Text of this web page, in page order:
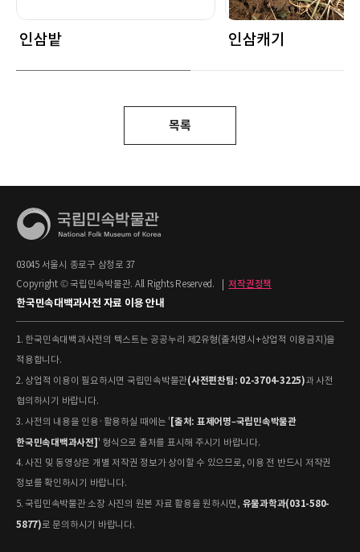
인삼밭 인삼캐기
목록
03045 서울시 종로구 삼청로 37
Copyright © 국립민속박물관. All Rights Reserved.
저작권정책
한국민속대백과사전 자료 이용 안내
1. 한국민속대백과사전의 텍스트는 공공누리 제2유형(출처명시+상업적 이용금지)을
적용합니다.
2. 상업적 이용이 필요하시면 국립민속박물관(사전편찬팀: 02-3704-3225)과 사전
협의하시기 바랍니다.
3. 사전의 내용을 인용·활용하실 때에는 ' [출처: 표제어명–국립민속박물관
한국민속대백과사전] ' 형식으로 출처를 표시해 주시기 바랍니다.
4. 사진 및 동영상은 개별 저작권 정보가 상이할 수 있으므로, 이용 전 반드시 저작권
정보를 확인하시기 바랍니다.
5. 국립민속박물관 소장 사진의 원본 자료 활용을 원하시면, 유물과학과(031-580-
5877)로 문의하시기 바랍니다.